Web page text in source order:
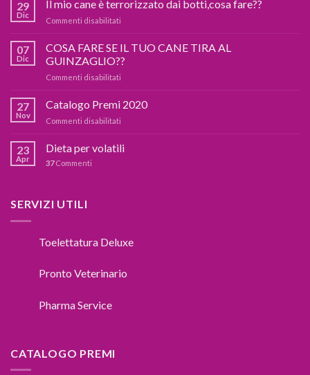
29
Dic
Il mio cane è terrorizzato dai botti,cosa fare??
Commenti disabilitati
mio
cane
è
botti,cosa
07
Dic
COSA FARE SE IL TUO CANE TIRA AL
GUINZAGLIO??
Commenti disabilitati
FARE
SE
CANE
27
Nov
Catalogo Premi 2020
Commenti disabilitati
Premi
2020
23
Apr
Dieta per volatili
37Commenti
SERVIZI UTILI
Toelettatura Deluxe
Pronto Veterinario
Pharma Service
CATALOGO PREMI